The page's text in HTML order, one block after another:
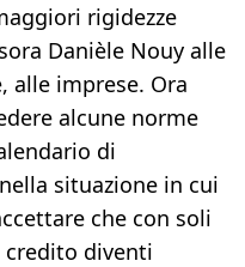
rigidezze
Danièle Nouy alle
alle imprese. Ora
alcune norme
di
situazione in cui
che con soli
diventi